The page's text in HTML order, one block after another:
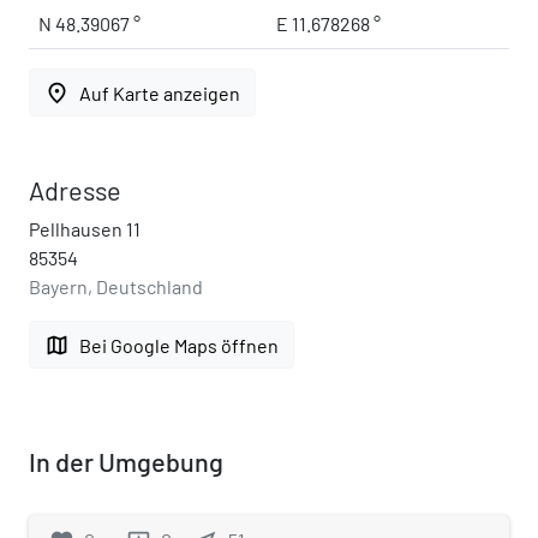
N 48.39067 ° E 11.678268 °
place Auf Karte anzeigen
Adresse
Pellhausen 11
85354
Bayern, Deutschland
map Bei Google Maps öffnen
In der Umgebung